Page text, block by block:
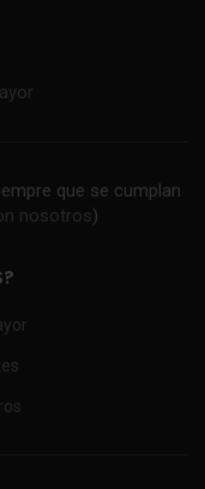
que se cumplan
nosotros)